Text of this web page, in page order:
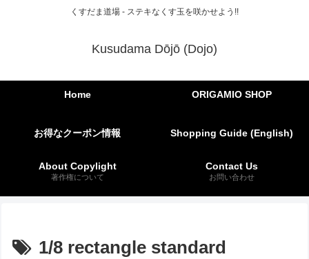
くすだま道場 - ステキなくす玉を咲かせよう!!
Kusudama Dōjō (Dojo)
Home ORIGAMIO SHOP
お得なクーポン情報 Shopping Guide (English)
About Copylight
著作権について
Contact Us
お問い合わせ
1/8 rectangle standard